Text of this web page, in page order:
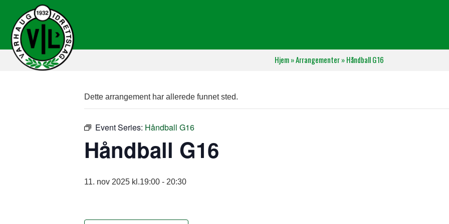
Hjem»Arrangementer»Håndball G16
Dette arrangement har allerede funnet sted.
Event Series: Håndball G16
Håndball G16
11. nov 2025 kl.19:00 - 20:30